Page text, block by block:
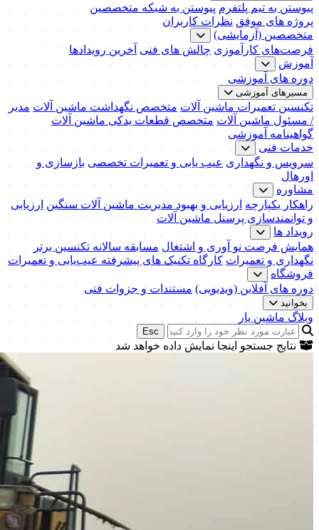
پیوستن به تیم پلتفرم پیوستن به شبکه متخصصین
پروژه های موفق نظرات کاربران
متخصصین (آزمایشی)
فرصت‌های کارآموزی چالش های فنی آخرین رویدادها
آموزش
دوره های آموزشی
مسیرهای آموزشی
تکنسین تعمیرات ماشین آلات متخصص نگهداشت ماشین آلات مدیر
/ مسئول ماشین آلات متخصص قطعات یدکی ماشین آلات
گواهینامه آموزشی
خدمات فنی
سرویس و نگهداری عیب یابی و تعمیرات تخصصی بازسازی و
اورهال
مشاوره
راهکار یکپارچه ارزیابی و بهبود مدیریت ماشین آلات سنگین ارزیابی
و توانمندسازی پرسنل ماشین آلات
رویداد ها
همایش فرصت نو آوری و اشتغال مسابقه سالانه تکنسین برتر
نگهداری و تعمیرات کارگاه تکنیک‌ های پیشرفته عیب‌یابی و تعمیرات
فروشگاه
دوره های آفلاین (ویدیویی) مستندات و جزوات فنی
بخوانید
وبلاگ ماشین یار
Esc
نتایج جستجو اینجا نمایش داده خواهد شد